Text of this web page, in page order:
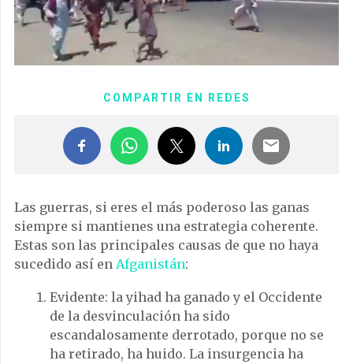
COMPARTIR EN REDES
Las guerras, si eres el más poderoso las ganas
siempre si mantienes una estrategia coherente.
Estas son las principales causas de que no haya
sucedido así en Afganistán:
Evidente: la yihad ha ganado y el Occidente
de la desvinculación ha sido
escandalosamente derrotado, porque no se
ha retirado, ha huido. La insurgencia ha